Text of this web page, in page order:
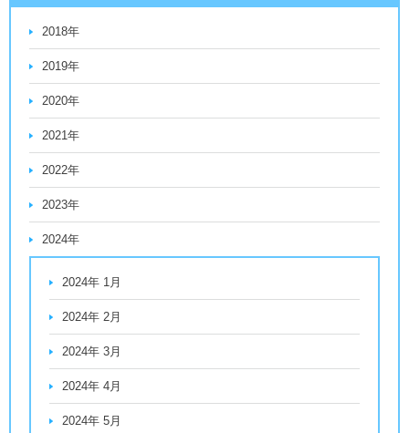
2018年
2019年
2020年
2021年
2022年
2023年
2024年
2024年 1月
2024年 2月
2024年 3月
2024年 4月
2024年 5月